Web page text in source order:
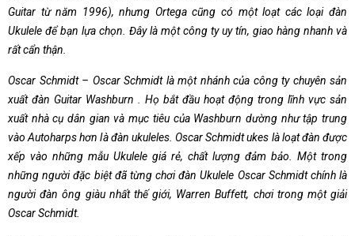
Guitar từ năm 1996), nhưng Ortega cũng có một loạt các loại đàn
Ukulele để bạn lựa chọn. Đây là một công ty uy tín, giao hàng nhanh và
rất cẩn thận.
Oscar Schmidt – Oscar Schmidt là một nhánh của công ty chuyên sản
xuất đàn Guitar Washburn . Họ bắt đầu hoạt động trong lĩnh vực sản
xuất nhà cụ dân gian và mục tiêu của Washburn dường như tập trung
vào Autoharps hơn là đàn ukuleles. Oscar Schmidt ukes là loạt đàn được
xếp vào những mẫu Ukulele giá rẻ, chất lượng đảm bảo. Một trong
những người đặc biệt đã từng chơi đàn Ukulele Oscar Schmidt chính là
người đàn ông giàu nhất thế giới, Warren Buffett, chơi trong một giải
Oscar Schmidt.